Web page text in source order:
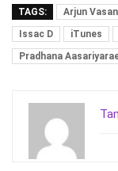
TAGS: Arjun
Issac D
iTunes
Pradhana